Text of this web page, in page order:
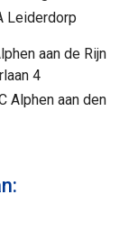
Leiderdorp
aan de Rijn
4
Alphen aan den